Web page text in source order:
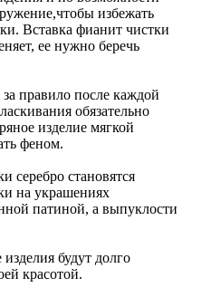
избежать
Вставка фианит чистки
ее нужно беречь
правило после каждой
обязательно
изделие мягкой
феном.
серебро становятся
на украшениях
патиной, а выпуклости
будут долго
красотой.